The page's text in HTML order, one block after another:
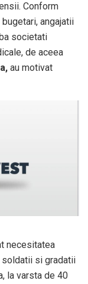
Conform
angajatii
societati
de aceea
au motivat
necesitatea
soldatii si gradatii
la varsta de 40